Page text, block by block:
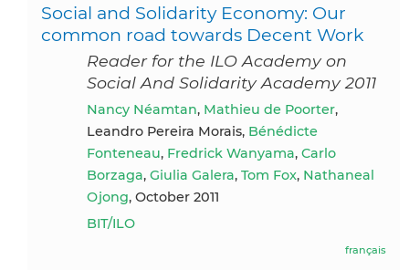
Social and Solidarity Economy: Our
common road towards Decent Work
Reader for the ILO Academy on
Social And Solidarity Academy 2011
Nancy Néamtan, Mathieu de Poorter,
Leandro Pereira Morais, Bénédicte
Fonteneau, Fredrick Wanyama, Carlo
Borzaga, Giulia Galera, Tom Fox, Nathaneal
Ojong, October 2011
BIT/ILO
français